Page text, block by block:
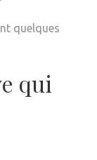
quelques
qui